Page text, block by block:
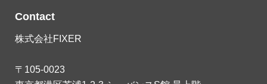
Contact
株式会社FIXER
〒105-0023